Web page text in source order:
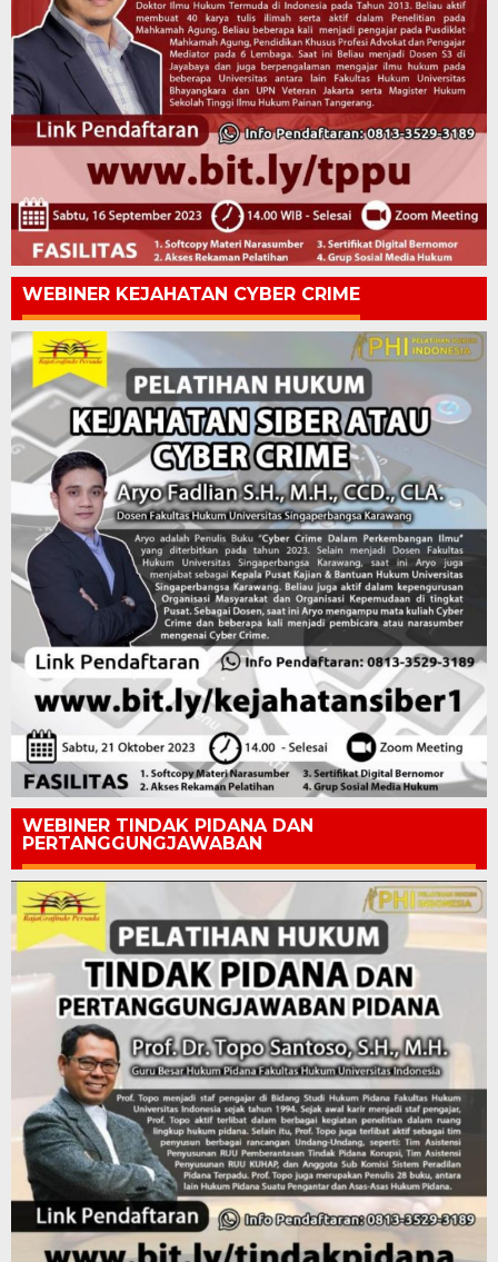
WEBINER KEJAHATAN CYBER CRIME
WEBINER TINDAK PIDANA DAN
PERTANGGUNGJAWABAN